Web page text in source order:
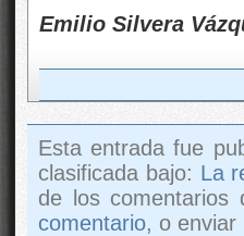
Emilio Silvera
Esta entrada fue
clasificada bajo: La
de los
comentario, o enviar